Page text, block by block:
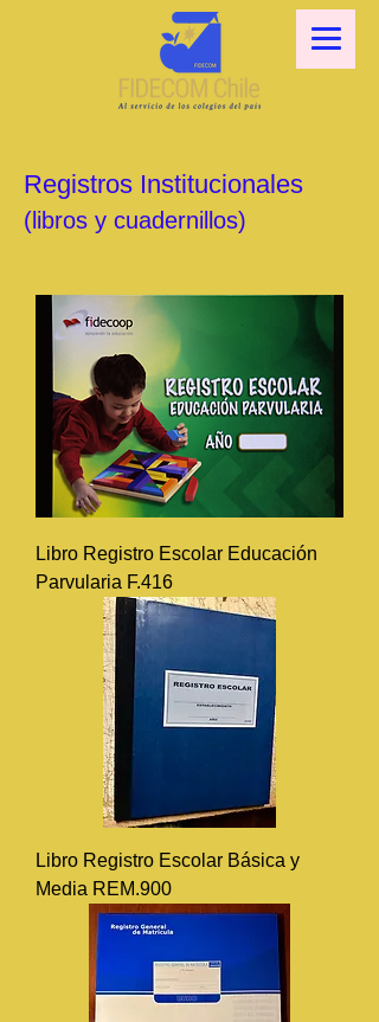
Registros Institucionales
(libros y cuadernillos)
Libro Registro Escolar Educación
Parvularia F.416
Libro Registro Escolar Básica y
Media REM.900